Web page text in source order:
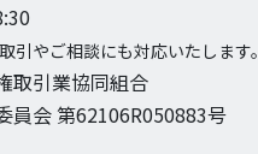
やご相談にも対応いたします。
取引業協同組合
員会 第62106R050883号